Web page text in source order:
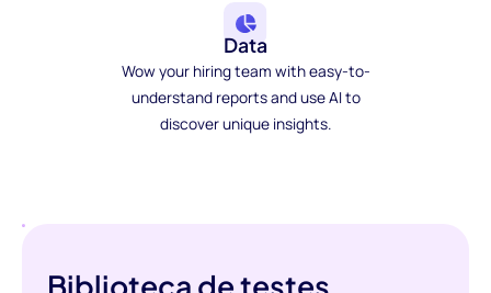
Data
Wow your hiring team with easy-to-
understand reports and use AI to
discover unique insights.